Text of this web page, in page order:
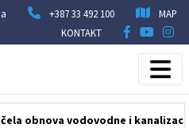
+387 33 492 100
MAP
KONTAKT
vodovodne i kanalizacione